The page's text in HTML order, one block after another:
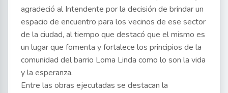
agradeció al Intendente por la decisión de brindar un
espacio de encuentro para los vecinos de ese sector
de la ciudad, al tiempo que destacó que el mismo es
un lugar que fomenta y fortalece los principios de la
comunidad del barrio Loma Linda como lo son la vida
y la esperanza.
Entre las obras ejecutadas se destacan la